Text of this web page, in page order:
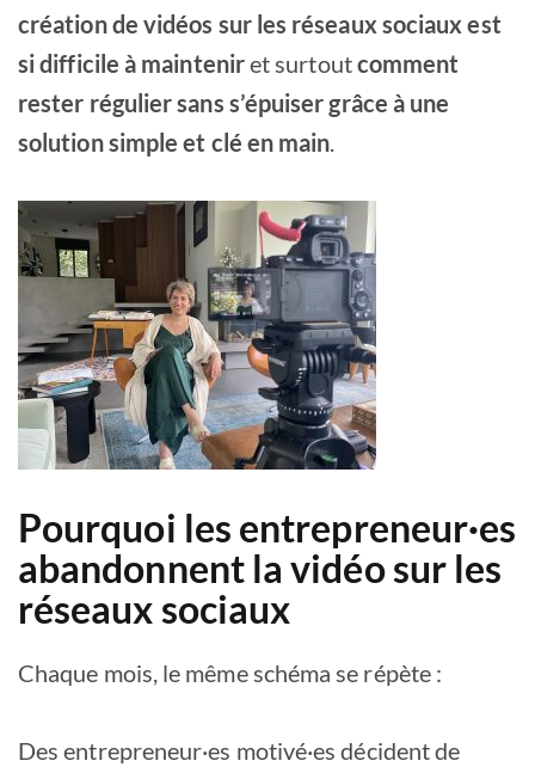
création de vidéos sur les réseaux sociaux est
si difficile à mainteniret surtoutcomment
rester régulier sans s’épuiser grâce à une
solution simple et clé en main.
Pourquoi les entrepreneur·es
abandonnent la vidéo sur les
réseaux sociaux
Chaque mois, le même schéma se répète :
Des entrepreneur·es motivé·es décident de